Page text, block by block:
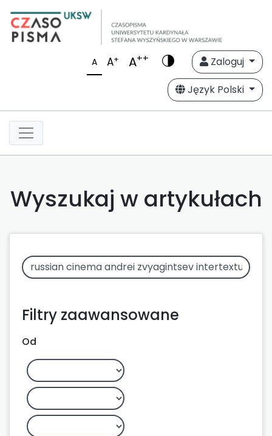
A A+ A++
Zaloguj
Język Polski
Wyszukaj w artykułach
Filtry zaawansowane
Od